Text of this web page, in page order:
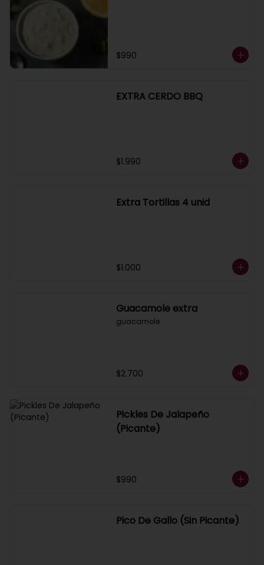
$990
EXTRA CERDO BBQ
$1.990
Extra Tortillas 4 unid
$1.000
Guacamole extra
guacamole
$2.700
Pickles De Jalapeño
(Picante)
$990
Pico De Gallo (Sin Picante)